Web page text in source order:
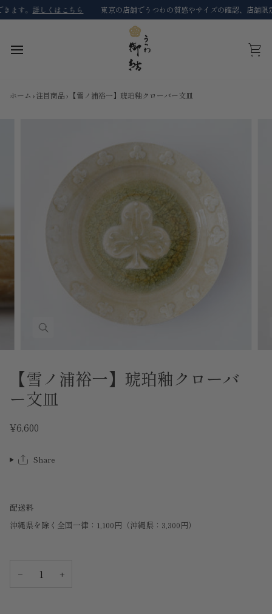
コ
ン
。詳しくはこちら 東京の店舗でうつわの質感やサイズの確認、店舗限定
カ
ホーム ›注目商品› 【雪ノ浦裕一】琥珀釉クローバー文皿
【雪ノ浦裕一】琥珀釉クローバ
ー文皿
¥6,600
Share
配送料
沖縄県を除く全国一律：1,100円（沖縄県：3,300円）
− +